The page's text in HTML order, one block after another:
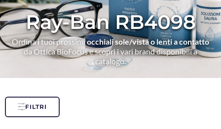
Ray-Ban RB4098
Ordina i tuoi prossimiocchiali sole/vista o lenti a contatto
da Ottica BioFocus e scopri i vari brand disponibili a
catalogo.
FILTRI